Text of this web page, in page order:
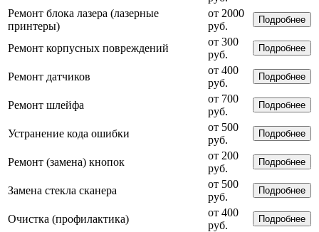
Ремонт блока лазера (лазерные
принтеры)
от 2000
руб.
Подробнее
Ремонт корпусных повреждений
от 300
руб.
Подробнее
Ремонт датчиков
от 400
руб.
Подробнее
Ремонт шлейфа
от 700
руб.
Подробнее
Устранение кода ошибки
от 500
руб.
Подробнее
Ремонт (замена) кнопок
от 200
руб.
Подробнее
Замена стекла сканера
от 500
руб.
Подробнее
Очистка (профилактика)
от 400
руб.
Подробнее